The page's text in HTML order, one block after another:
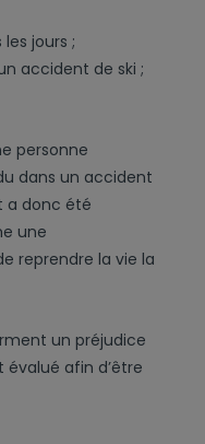
jours ;
accident de ski ;
personne
dans un accident
a donc été
une
reprendre la vie la
un préjudice
afin d’être